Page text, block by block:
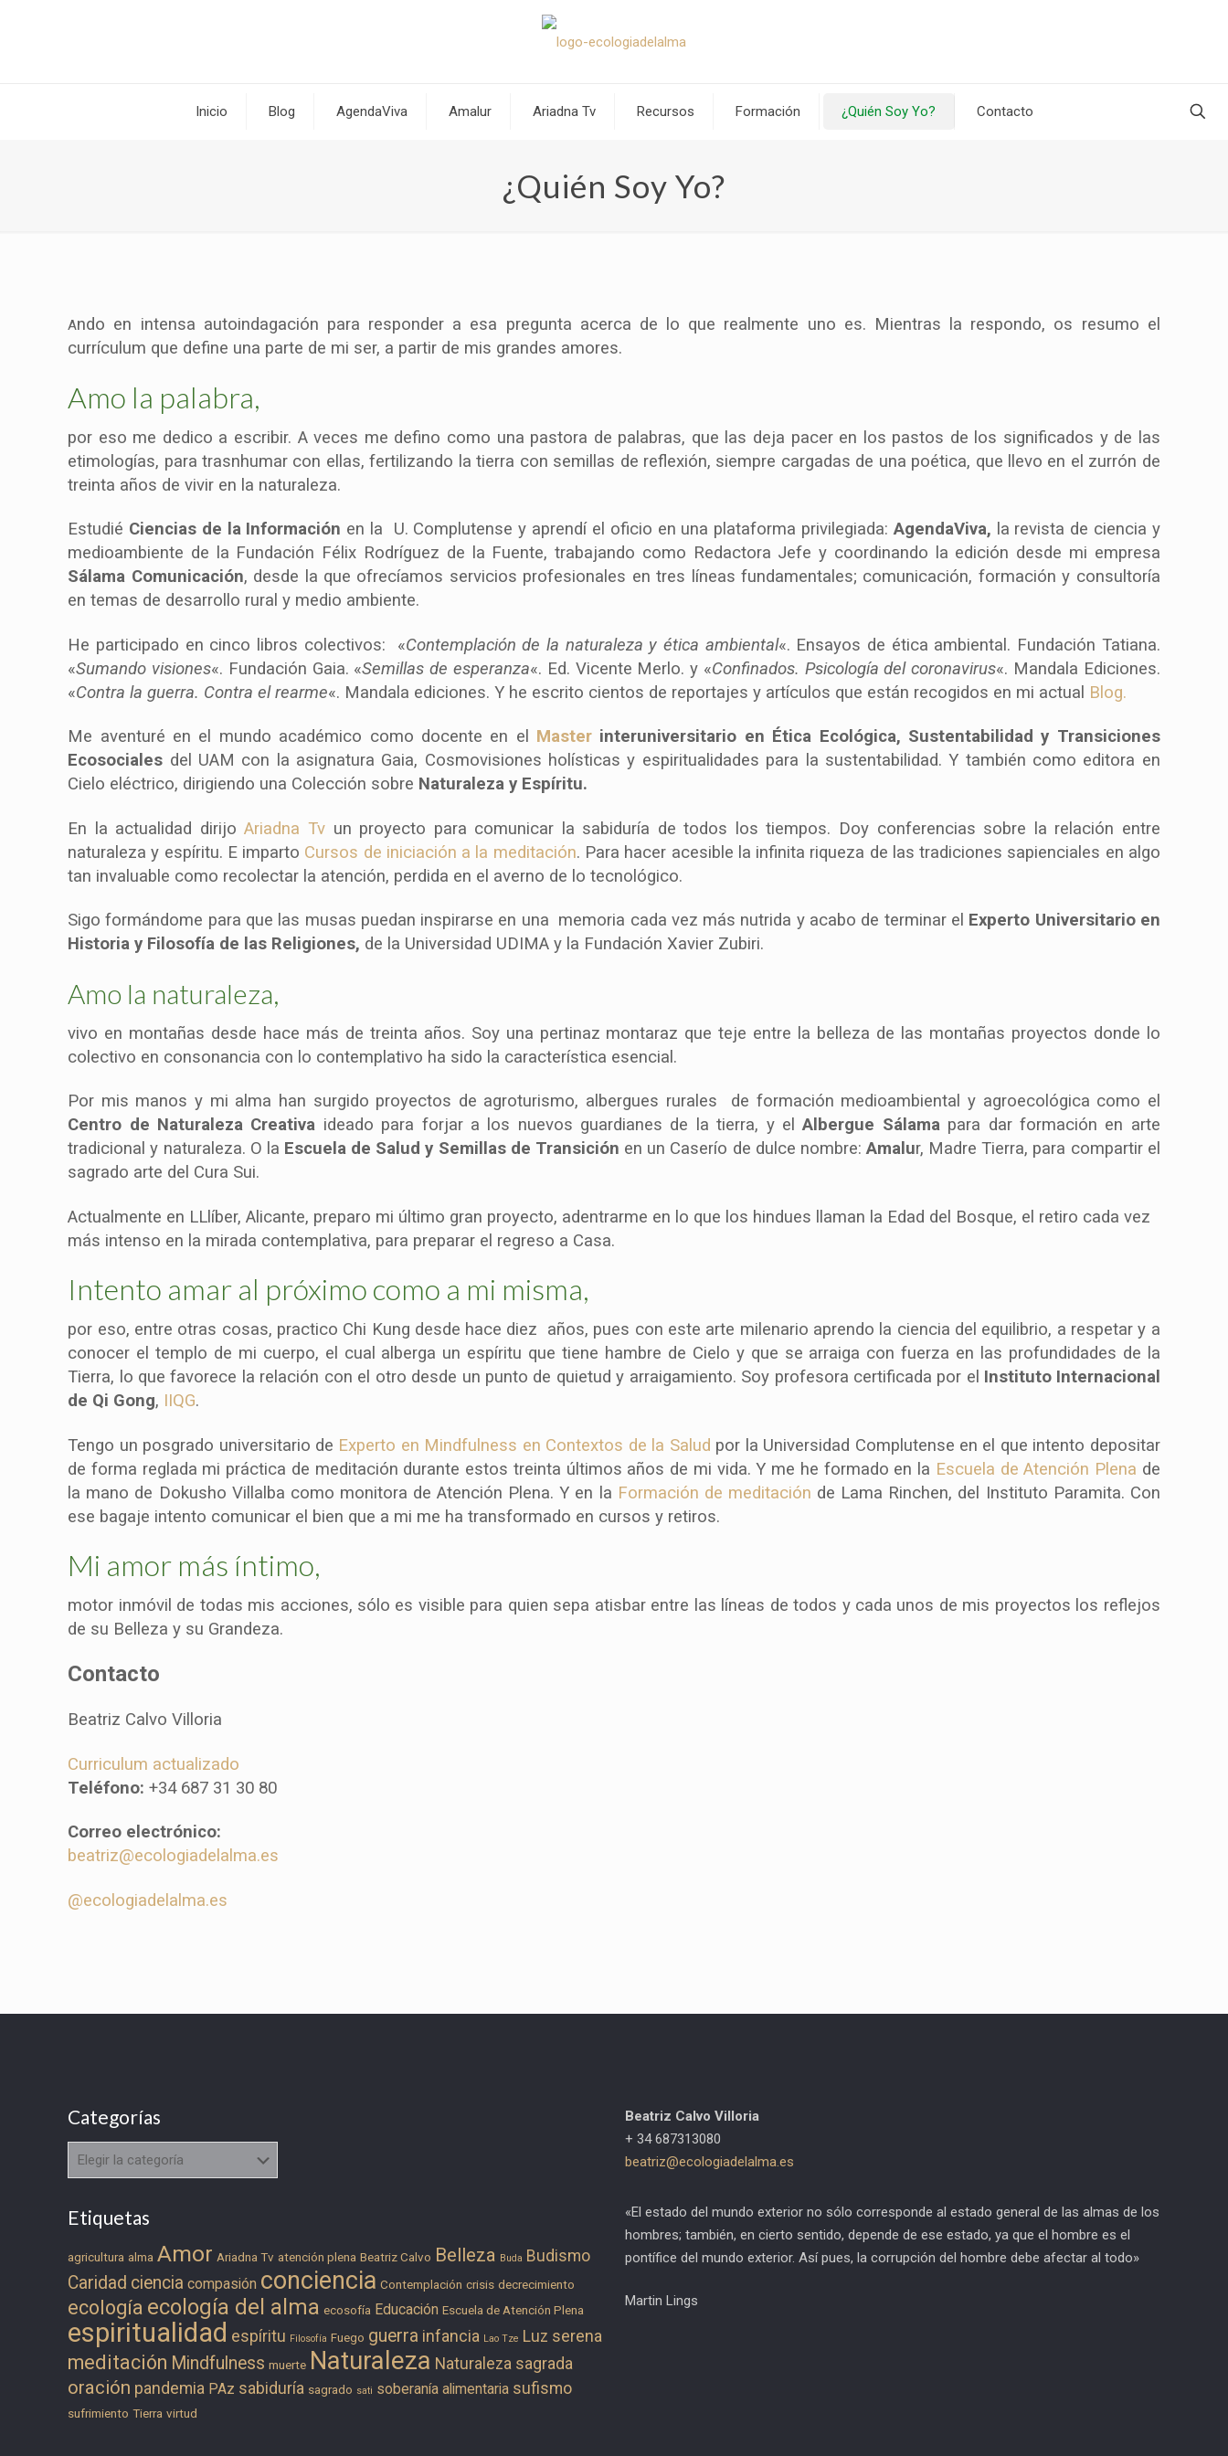
Inicio Blog AgendaViva Amalur Ariadna Tv Recursos Formación ¿Quién Soy Yo? Contacto
¿Quién Soy Yo?
Ando en intensa autoindagación para responder a esa pregunta acerca de lo que realmente uno es. Mientras la respondo, os resumo el
currículum que define una parte de mi ser, a partir de mis grandes amores.
Amo la palabra,
por eso me dedico a escribir. A veces me defino como una pastora de palabras, que las deja pacer en los pastos de los significados y de las
etimologías, para trasnhumar con ellas, fertilizando la tierra con semillas de reflexión, siempre cargadas de una poética, que llevo en el zurrón de
treinta años de vivir en la naturaleza.
Estudié Ciencias de la Información en la U. Complutense y aprendí el oficio en una plataforma privilegiada:AgendaViva, la revista de ciencia y
medioambiente de la Fundación Félix Rodríguez de la Fuente, trabajando como Redactora Jefe y coordinando la edición desde mi empresa
Sálama Comunicación, desde la que ofrecíamos servicios profesionales en tres líneas fundamentales; comunicación, formación y consultoría
en temas de desarrollo rural y medio ambiente.
He participado en cinco libros colectivos: «Contemplación de la naturaleza y ética ambiental«. Ensayos de ética ambiental. Fundación Tatiana.
«Sumando visiones«. Fundación Gaia. «Semillas de esperanza«. Ed. Vicente Merlo. y «Confinados. Psicología del coronavirus«. Mandala Ediciones.
«Contra la guerra. Contra el rearme«. Mandala ediciones. Y he escrito cientos de reportajes y artículos que están recogidos en mi actual Blog.
Me aventuré en el mundo académico como docente en el Master interuniversitario en Ética Ecológica, Sustentabilidad y Transiciones
Ecosociales del UAM con la asignatura Gaia, Cosmovisiones holísticas y espiritualidades para la sustentabilidad. Y también como editora en
Cielo eléctrico, dirigiendo una Colección sobre Naturaleza y Espíritu.
En la actualidad dirijoAriadna Tvun proyecto para comunicar la sabiduría de todos los tiempos. Doy conferencias sobre la relación entre
naturaleza y espíritu. E imparto Cursos de iniciación a la meditación. Para hacer acesible la infinita riqueza de las tradiciones sapienciales en algo
tan invaluable como recolectar la atención, perdida en el averno de lo tecnológico.
Sigo formándome para que las musas puedan inspirarse en una memoria cada vez más nutrida y acabo de terminar el Experto Universitario en
Historia y Filosofía de las Religiones, de la Universidad UDIMA y la Fundación Xavier Zubiri.
Amo la naturaleza,
vivo en montañas desde hace más de treinta años. Soy una pertinaz montaraz que teje entre la belleza de las montañas proyectos donde lo
colectivo en consonancia con lo contemplativo ha sido la característica esencial.
Por mis manos y mi alma han surgido proyectos de agroturismo, albergues rurales de formación medioambiental y agroecológica como el
Centro de Naturaleza Creativa ideado para forjar a los nuevos guardianes de la tierra, y elAlbergue Sálamapara dar formación en arte
tradicional y naturaleza. O la Escuela de Salud y Semillas de Transición en un Caserío de dulce nombre:Amalur, Madre Tierra, para compartir el
sagrado arte del Cura Sui.
Actualmente en LLlíber, Alicante, preparo mi último gran proyecto, adentrarme en lo que los hindues llaman la Edad del Bosque, el retiro cada vez
más intenso en la mirada contemplativa, para preparar el regreso a Casa.
Intento amar al próximo como a mi misma,
por eso, entre otras cosas, practico Chi Kung desde hace diez años, pues con este arte milenario aprendo la ciencia del equilibrio, a respetar y a
conocer el templo de mi cuerpo, el cual alberga un espíritu que tiene hambre de Cielo y que se arraiga con fuerza en las profundidades de la
Tierra, lo que favorece la relación con el otro desde un punto de quietud y arraigamiento. Soy profesora certificada por el Instituto Internacional
de Qi Gong, IIQG.
Tengo un posgrado universitario de Experto en Mindfulness en Contextos de la Salud por la Universidad Complutense en el que intento depositar
de forma reglada mi práctica de meditación durante estos treinta últimos años de mi vida. Y me he formado en la Escuela de Atención Plena de
la mano de Dokusho Villalba como monitora de Atención Plena. Y en la Formación de meditación de Lama Rinchen, del Instituto Paramita. Con
ese bagaje intento comunicar el bien que a mi me ha transformado en cursos y retiros.
Mi amor más íntimo,
motor inmóvil de todas mis acciones, sólo es visible para quien sepa atisbar entre las líneas de todos y cada unos de mis proyectos los reflejos
de su Belleza y su Grandeza.
Contacto
Beatriz Calvo Villoria
Curriculum actualizado
Teléfono: +34 687 31 30 80
Correo electrónico:
beatriz@ecologiadelalma.es
@ecologiadelalma.es
Categorías
Categorías
Etiquetas
agricultura alma Amor Ariadna Tv atención plena Beatriz Calvo Belleza Buda Budismo
Caridad ciencia compasión conciencia Contemplación crisis decrecimiento
ecología ecología del alma ecosofía Educación Escuela de Atención Plena
espiritualidad espíritu Filosofía Fuego guerra infancia Lao Tze Luz serena
meditación Mindfulness muerte Naturaleza Naturaleza sagrada
oración pandemia PAz sabiduría sagrado sati soberanía alimentaria sufismo
sufrimiento Tierra virtud
Beatriz Calvo Villoria
+ 34 687313080
beatriz@ecologiadelalma.es
«El estado del mundo exterior no sólo corresponde al estado general de las almas de los
hombres; también, en cierto sentido, depende de ese estado, ya que el hombre es el
pontífice del mundo exterior. Así pues, la corrupción del hombre debe afectar al todo»
Martin Lings